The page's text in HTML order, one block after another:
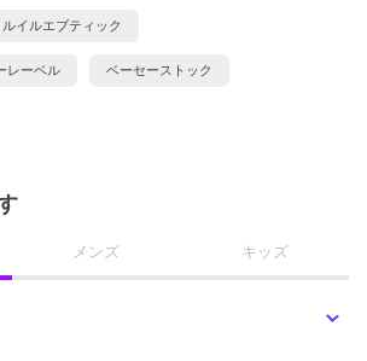
ルイルエブティック
レーベル ベーセーストック
メンズ キッズ